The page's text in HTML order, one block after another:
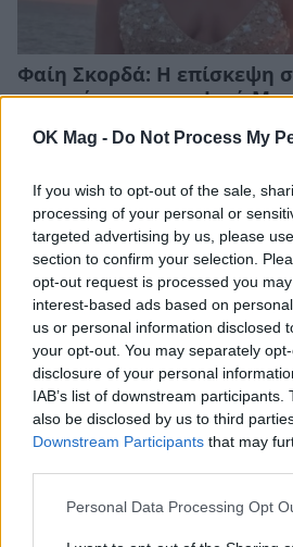
OK Mag - Do Not Process My
If you wish to opt-out of the sale,
processing of your personal or
targeted advertising by us, please
section to confirm your selection.
opt-out request is processed you
interest-based ads based on
us or personal information disclosed
your opt-out. You may separately
disclosure of your personal
IAB’s list of downstream
also be disclosed by us to third
Downstream Participants that may
Personal Data Processing Opt
Φαίη Σκορδά: Η επίσκεψη
προσκύνημα στην Ιερά
κομψές εμφανίσεις της
CELEBRITIES